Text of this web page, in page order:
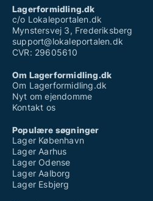
Lagerformidling.dk
c/o Lokaleportalen.dk
Mynstersvej 3, Frederiksberg
support@lokaleportalen.dk
CVR: 29605610
Om Lagerformidling.dk
Om Lagerformidling.dk
Nyt om ejendomme
Kontakt os
Populære søgninger
Lager København
Lager Aarhus
Lager Odense
Lager Aalborg
Lager Esbjerg